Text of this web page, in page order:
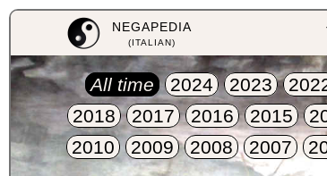
NEGAPEDIA
(ITALIAN)
All time 2024 2023
2018
2017 2016 2015
2010
2009 2008 2007